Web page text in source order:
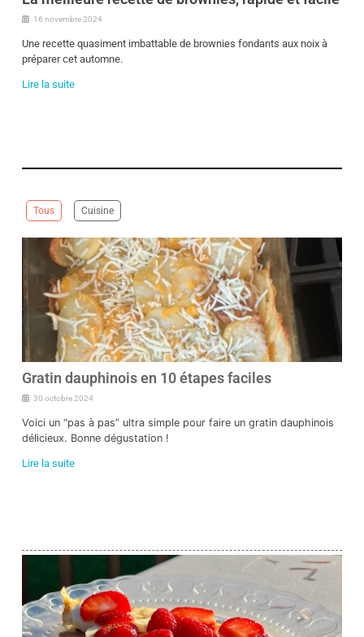
16 novembre 2024
Une recette quasiment imbattable de brownies fondants aux noix à
préparer cet automne.
Lire la suite
Tous Cuisine
Gratin dauphinois en 10 étapes faciles
30 octobre 2024
Voici un “pas à pas” ultra simple pour faire un gratin dauphinois
délicieux. Bonne dégustation !
Lire la suite